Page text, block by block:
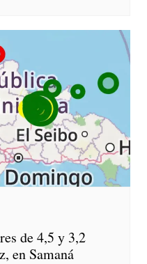
de 4,5 y 3,2
en Samaná